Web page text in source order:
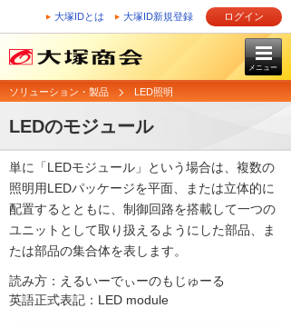
大塚IDとは 大塚ID新規登録 ログイン
メニュー
ソリューション・製品 LED照明
LEDのモジュール
単に「LEDモジュール」という場合は、複数の
照明用LEDパッケージを平面、または立体的に
配置するとともに、制御回路を搭載して一つの
ユニットとして取り扱えるようにした部品、ま
たは部品の集合体を表します。
読み方：えるいーでぃーのもじゅーる
英語正式表記：LED module